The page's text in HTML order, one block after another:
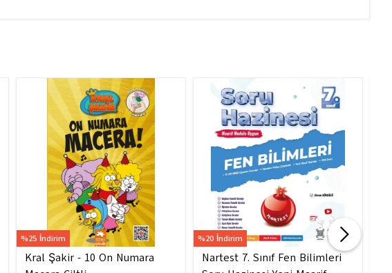
%25 İndirim
Kral Şakir - 10 On Numara
%20 İndirim
Nartest 7. Sınıf Fen Bilimleri